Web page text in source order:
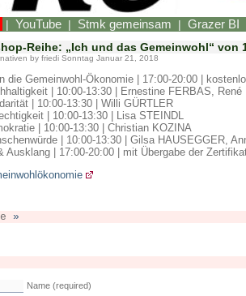
| YouTube | Stmk gemeinsam | Grazer BI
Reihe: „Ich und das Gemeinwohl“ von
by friedi Sonntag Januar 21, 2018
die Gemeinwohl-Ökonomie | 17:00-20:00 |
| 10:00-13:30 | Ernestine FERBAS, René
| 10:00-13:30 | Willi GÜRTLER
| 10:00-13:30 | Lisa STEINDL
| 10:00-13:30 | Christian KOZINA
| 10:00-13:30 | Gilsa HAUSEGGER,
Ausklang | 17:00-20:00 | mit Übergabe der
»
Name (required)